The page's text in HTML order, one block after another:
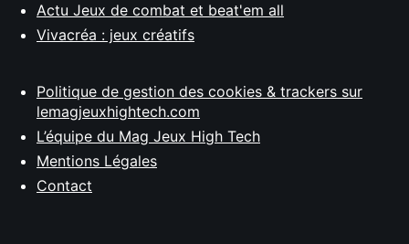
Actu Jeux de combat et beat'em all
Vivacréa : jeux créatifs
Politique de gestion des cookies & trackers sur
lemagjeuxhightech.com
L’équipe du Mag Jeux High Tech
Mentions Légales
Contact